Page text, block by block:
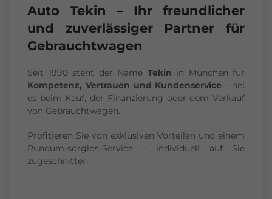
Auto Tekin – Ihr freundlicher
und zuverlässiger Partner für
Gebrauchtwagen
Seit 1990 steht der Name Tekin in München für
Kompetenz, Vertrauen und Kundenservice – sei
es beim Kauf, der Finanzierung oder dem Verkauf
von Gebrauchtwagen.
Profitieren Sie von exklusiven Vorteilen und einem
Rundum-sorglos-Service – individuell auf Sie
zugeschnitten.